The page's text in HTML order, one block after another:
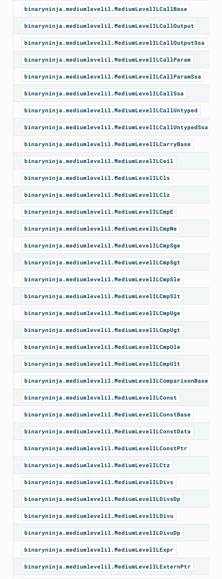
binaryninja.mediumlevelil.MediumLevelILCallBase
binaryninja.mediumlevelil.MediumLevelILCallOutput
binaryninja.mediumlevelil.MediumLevelILCallOutputSsa
binaryninja.mediumlevelil.MediumLevelILCallParam
binaryninja.mediumlevelil.MediumLevelILCallParamSsa
binaryninja.mediumlevelil.MediumLevelILCallSsa
binaryninja.mediumlevelil.MediumLevelILCallUntyped
binaryninja.mediumlevelil.MediumLevelILCallUntypedSsa
binaryninja.mediumlevelil.MediumLevelILCarryBase
binaryninja.mediumlevelil.MediumLevelILCeil
binaryninja.mediumlevelil.MediumLevelILCls
binaryninja.mediumlevelil.MediumLevelILClz
binaryninja.mediumlevelil.MediumLevelILCmpE
binaryninja.mediumlevelil.MediumLevelILCmpNe
binaryninja.mediumlevelil.MediumLevelILCmpSge
binaryninja.mediumlevelil.MediumLevelILCmpSgt
binaryninja.mediumlevelil.MediumLevelILCmpSle
binaryninja.mediumlevelil.MediumLevelILCmpSlt
binaryninja.mediumlevelil.MediumLevelILCmpUge
binaryninja.mediumlevelil.MediumLevelILCmpUgt
binaryninja.mediumlevelil.MediumLevelILCmpUle
binaryninja.mediumlevelil.MediumLevelILCmpUlt
binaryninja.mediumlevelil.MediumLevelILComparisonBase
binaryninja.mediumlevelil.MediumLevelILConst
binaryninja.mediumlevelil.MediumLevelILConstBase
binaryninja.mediumlevelil.MediumLevelILConstData
binaryninja.mediumlevelil.MediumLevelILConstPtr
binaryninja.mediumlevelil.MediumLevelILCtz
binaryninja.mediumlevelil.MediumLevelILDivs
binaryninja.mediumlevelil.MediumLevelILDivsDp
binaryninja.mediumlevelil.MediumLevelILDivu
binaryninja.mediumlevelil.MediumLevelILDivuDp
binaryninja.mediumlevelil.MediumLevelILExpr
binaryninja.mediumlevelil.MediumLevelILExternPtr